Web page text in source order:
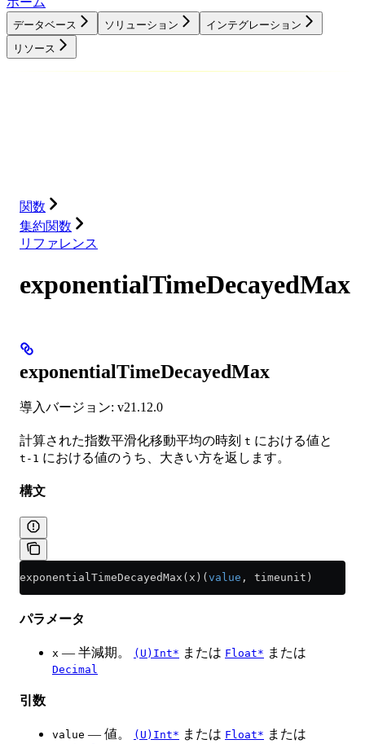
データベース ソリューション
インテグレーション
リソース
関数
集約関数
リファレンス
exponentialTimeDecayedMax
exponentialTimeDecayedMax
導入バージョン: v21.12.0
計算された指数平滑化移動平均の時刻 t における値と
t-1 における値のうち、大きい方を返します。
構文
exponentialTimeDecayedMax(x)( value , timeunit)
パラメータ
x — 半減期。 (U)Int* または Float* または
Decimal
引数
value — 値。 (U)Int* または Float* または